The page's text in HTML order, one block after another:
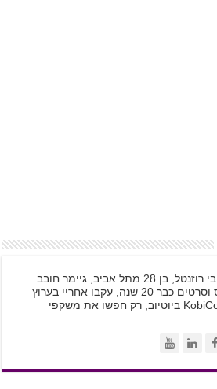
שמי קובי רוזנטל, בן 28 מתל אביב, גיימר חובב
קומיקס וסרטים כבר 20 שנה, עקבו אחריי בערוץ
שלי KobiCool ביוטיוב, רק חפשו את משקפי